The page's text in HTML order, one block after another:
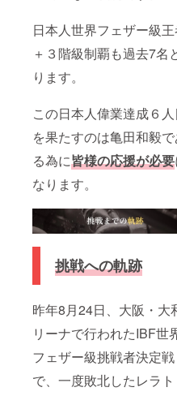
日本人世界フェザー級
＋３階級制覇も過去7名
ります。
この日本人偉業達成６人
を果たすのは亀田和毅
る為に皆様の応援が必要
なります。
挑戦への軌跡
昨年8月24日、大阪・大
リーナで行われたIBF世
フェザー級挑戦者決定戦
で、一度敗北したレラト